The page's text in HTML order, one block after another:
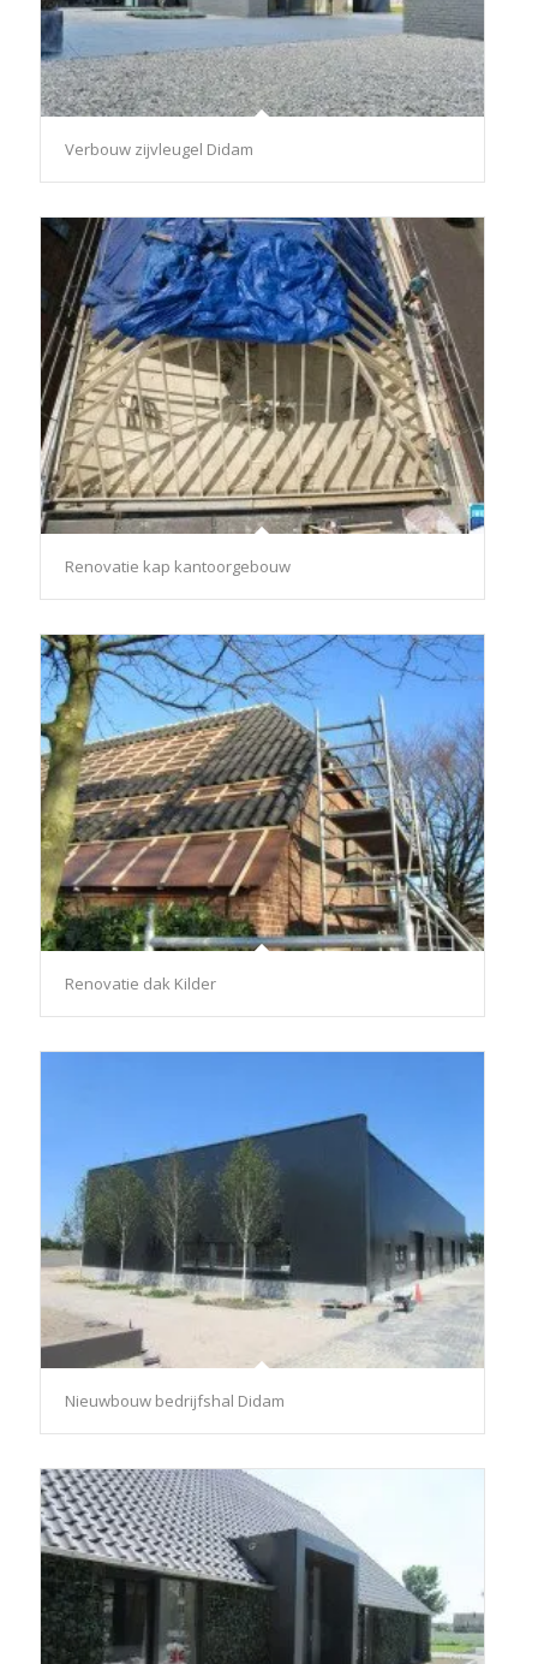
Verbouw zijvleugel Didam
Renovatie kap kantoorgebouw
Renovatie dak Kilder
Nieuwbouw bedrijfshal Didam